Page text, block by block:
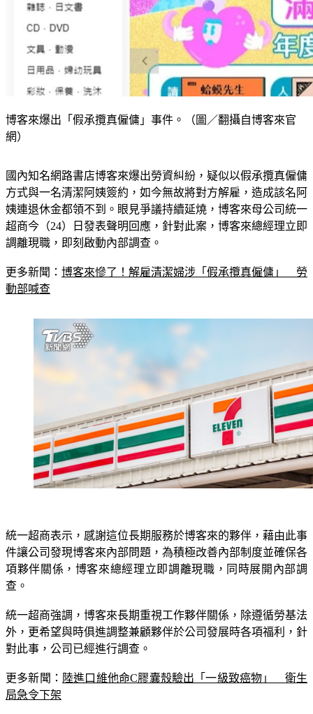
博客來爆出「假承攬真僱傭」事件。（圖／翻攝自博客來官
國內知名網路書店博客來爆出勞資糾紛，疑似以假承攬真僱傭
方式與一名清潔阿姨簽約，如今無故將對方解雇，造成該名阿
姨連退休金都領不到。眼見爭議持續延燒，博客來母公司統一
超商今（24）日發表聲明回應，針對此案，博客來總經理立即
更多新聞：
統一超商表示，感謝這位長期服務於博客來的夥伴，藉由此事
件讓公司發現博客來內部問題，為積極改善內部制度並確保各
項夥伴關係，博客來總經理立即調離現職，同時展開內部調
統一超商強調，博客來長期重視工作夥伴關係，除遵循勞基法
外，更希望與時俱進調整兼顧夥伴於公司發展時各項福利，針
更多新聞：